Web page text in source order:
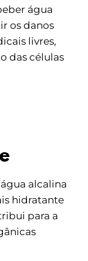
água
os danos
livres,
das células
alcalina
hidratante
para a